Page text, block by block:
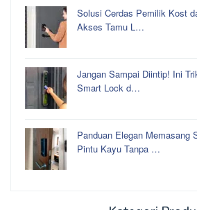
Solusi Cerdas Pemilik Kost
Akses Tamu L…
Jangan Sampai Diintip! Ini
Smart Lock d…
Panduan Elegan Memasang
Pintu Kayu Tanpa …